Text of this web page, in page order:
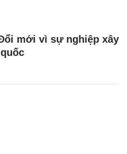
mới vì sự nghiệp xây